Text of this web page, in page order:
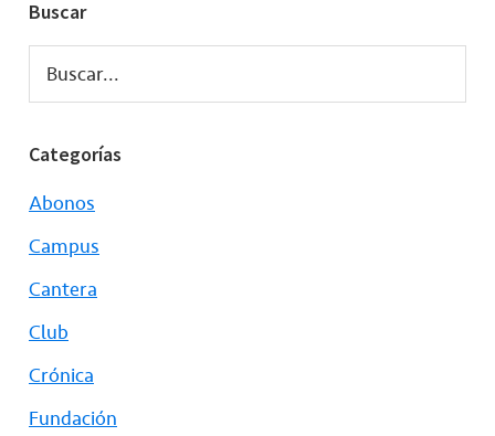
Buscar
Buscar...
Categorías
Abonos
Campus
Cantera
Club
Crónica
Fundación